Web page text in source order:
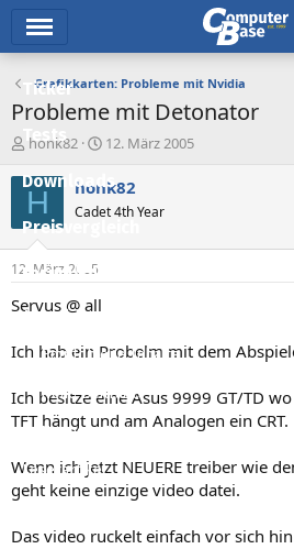
Ticker
Tests
Downloads
Preisvergleich
Forum
Aktuelles
Empfohlene Inhalte
Neue Beiträge
Neueste Aktivitäten
Leserartikel
Grafikkarten: Probleme mit Nvidia
Probleme mit Detonator
E
s
t
e
e
r
honk82
E
s
e
t
12. März 2005
H honk82
Cadet 4th Year
12. März 2005
Servus @ all
Ich hab ein Probelm mit dem
Ich besitze eine Asus 9999 GT/TD
TFT hängt und am Analogen ein CRT.
Wenn ich jetzt NEUERE treiber wie
geht keine einzige video datei.
Das video ruckelt einfach vor sich